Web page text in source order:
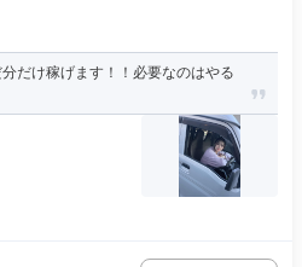
だけ稼げます！！必要なのはやる